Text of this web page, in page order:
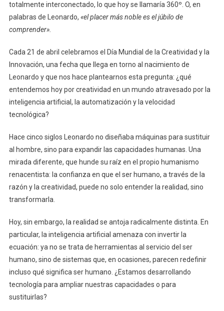
totalmente interconectado, lo que hoy se llamaría 360º. O, en
palabras de Leonardo, «el placer más noble es el júbilo de
comprender».
Cada 21 de abril celebramos el Día Mundial de la Creatividad y la
Innovación, una fecha que llega en torno al nacimiento de
Leonardo y que nos hace plantearnos esta pregunta: ¿qué
entendemos hoy por creatividad en un mundo atravesado por la
inteligencia artificial, la automatización y la velocidad
tecnológica?
Hace cinco siglos Leonardo no diseñaba máquinas para sustituir
al hombre, sino para expandir las capacidades humanas. Una
mirada diferente, que hunde su raíz en el propio humanismo
renacentista: la confianza en que el ser humano, a través de la
razón y la creatividad, puede no solo entender la realidad, sino
transformarla.
Hoy, sin embargo, la realidad se antoja radicalmente distinta. En
particular, la inteligencia artificial amenaza con invertir la
ecuación: ya no se trata de herramientas al servicio del ser
humano, sino de sistemas que, en ocasiones, parecen redefinir
incluso qué significa ser humano. ¿Estamos desarrollando
tecnología para ampliar nuestras capacidades o para
sustituirlas?